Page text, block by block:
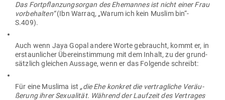
Das Fort­pflan­zungs­organ des Ehe­mannes ist nicht einer Frau
vor­be­halten“(Ibn Warraq, „Warum ich kein Muslim bin“-
S.409).
Auch wenn Jaya Gopal andere Worte gebraucht, kommt er, in
erstaun­licher Über­ein­stimmung mit dem Inhalt, zu der grund­
sätzlich gleichen Aussage, wenn er das Fol­gende schreibt:
Für eine Muslima ist „die Ehe konkret die ver­trag­liche Ver­äu­
ßerung ihrer Sexua­lität. Während der Laufzeit des Ver­trages